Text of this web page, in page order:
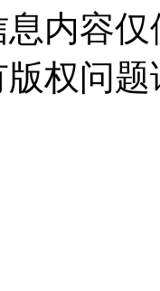
内容
权问